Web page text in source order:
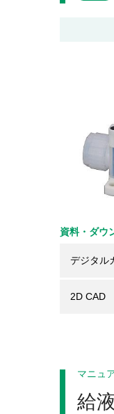
資料・ダウ
デジタル
2D CAD
マニュ
給